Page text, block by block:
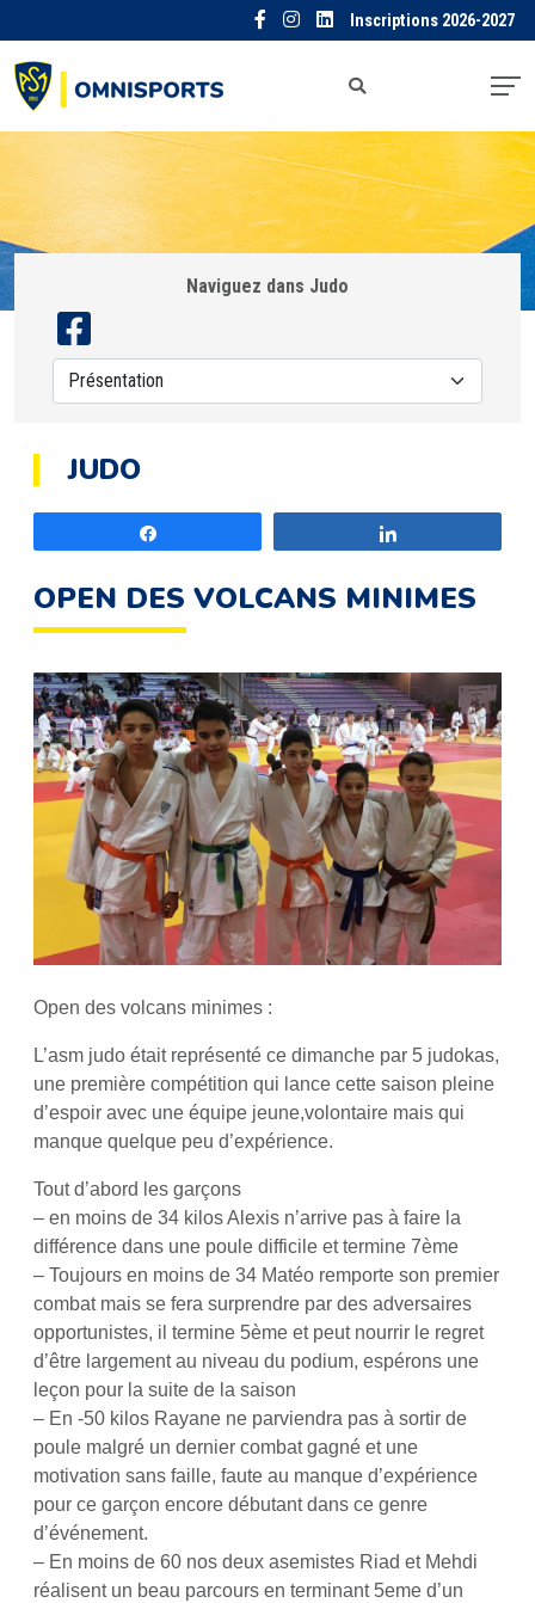
Inscriptions 2026-2027
Naviguez dans Judo
JUDO
OPEN DES VOLCANS MINIMES
Open des volcans minimes :
L’asm judo était représenté ce dimanche par 5 judokas,
une première compétition qui lance cette saison pleine
d’espoir avec une équipe jeune,volontaire mais qui
manque quelque peu d’expérience.
Tout d’abord les garçons
– en moins de 34 kilos Alexis n’arrive pas à faire la
différence dans une poule difficile et termine 7ème
– Toujours en moins de 34 Matéo remporte son premier
combat mais se fera surprendre par des adversaires
opportunistes, il termine 5ème et peut nourrir le regret
d’être largement au niveau du podium, espérons une
leçon pour la suite de la saison
– En -50 kilos Rayane ne parviendra pas à sortir de
poule malgré un dernier combat gagné et une
motivation sans faille, faute au manque d’expérience
pour ce garçon encore débutant dans ce genre
d’événement.
– En moins de 60 nos deux asemistes Riad et Mehdi
réalisent un beau parcours en terminant 5eme d’un